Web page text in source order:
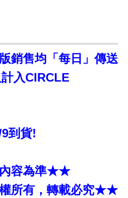
銷售均「每日」傳送
入CIRCLE
到貨!
容為準★★
所有，轉載必究★★